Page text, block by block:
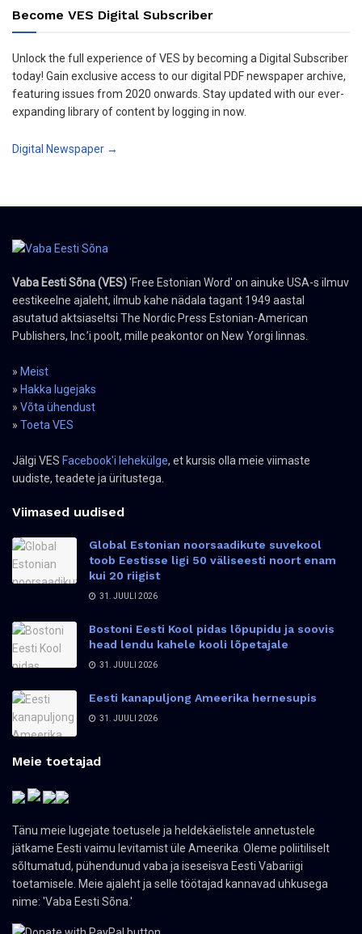
Become VES Digital Subscriber
Unlock the full experience of VES by becoming a Digital Subscriber
today! Gain exclusive access to our digital PDF newspaper archive,
featuring issues from 2020 onwards. Stay updated with our ever-
expanding library of content by logging in now.
Digital Newspaper →
Vaba Eesti Sõna (VES)'Free Estonian Word' on ainuke USA-s ilmuv
eestikeelne ajaleht, ilmub kahe nädala tagant 1949 aastal
asutatud aktsiaseltsi The Nordic Press Estonian-American
Publishers, Inc.’i poolt, mille peakontor on New Yorgi linnas.
» Meist
» Hakka lugejaks
» Võta ühendust
» Toeta VES
Jälgi VES Facebook'i lehekülge, et kursis olla meie viimaste
uudiste, teadete ja üritustega.
Viimased uudised
Global Estonian noorsaadikute suvekool
toob Eestisse ligi 50 väliseesti noort enam
kui 20 riigist
31. JUULI 2026
Bostoni Eesti Kool pidas lõpupidu ja soovis
head lendu kahele kooli lõpetajale
31. JUULI 2026
Eesti kanapuljong Ameerika hernesupis
31. JUULI 2026
Meie toetajad
Tänu meie lugejate toetusele ja heldekäelistele annetustele
jätkame Eesti vaimu levitamist üle Ameerika. Oleme poliitiliselt
sõltumatud, pühendunud vaba ja iseseisva Eesti Vabariigi
toetamisele. Meie ajaleht ja selle töötajad kannavad uhkusega
nime: 'Vaba Eesti Sõna.'